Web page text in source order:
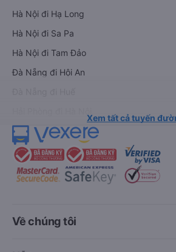
Hà Nội đi Hạ Long
Hà Nội đi Sa Pa
Hà Nội đi Tam Đảo
Đà Nẵng đi Hội An
Xem tất cả tuyến
Về chúng tôi